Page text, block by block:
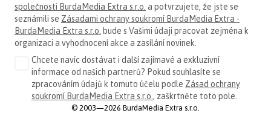
společnosti BurdaMedia Extra s.r.o. a potvrzujete, že jste se
seznámili se Zásadami ochrany soukromí BurdaMedia Extra -
BurdaMedia Extra s.r.o. bude s Vašimi údaji pracovat zejména k
organizaci a vyhodnocení akce a zasílání novinek.
Chcete navíc dostávat i další zajímavé a exkluzivní
informace od našich partnerů? Pokud souhlasíte se
zpracováním údajů k tomuto účelu podle Zásad ochrany
soukromí BurdaMedia Extra s.r.o. , zaškrtněte toto pole.
© 2003—2026 BurdaMedia Extra s.r.o.